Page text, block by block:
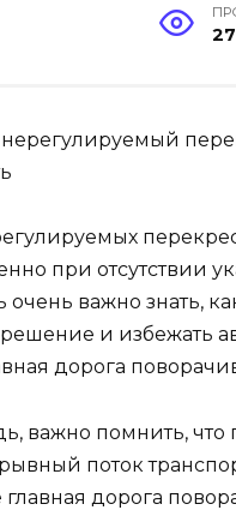
27
при отсутствии
важно знать,
и избежать
дорога
важно помнить, что
поток
главная дорога